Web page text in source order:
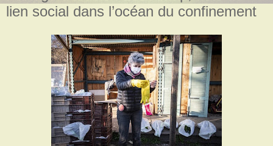
lien social dans l’océan du confinement